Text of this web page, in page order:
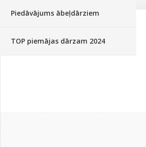
Piedāvājums ābeļdārziem
TOP piemājas dārzam 2024